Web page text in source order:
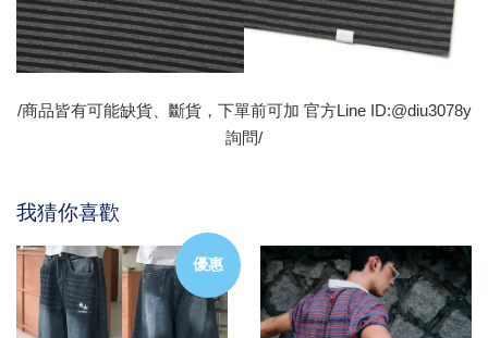
/商品皆有可能缺貨、斷貨，下單前可加 官方Line ID:@diu3078y
詢問/
我猜你喜歡
優惠